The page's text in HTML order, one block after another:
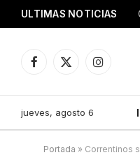
ULTIMAS NOTICIAS
Facebook
X
Instagram
jueves, agosto 6
Portada » Correntinos